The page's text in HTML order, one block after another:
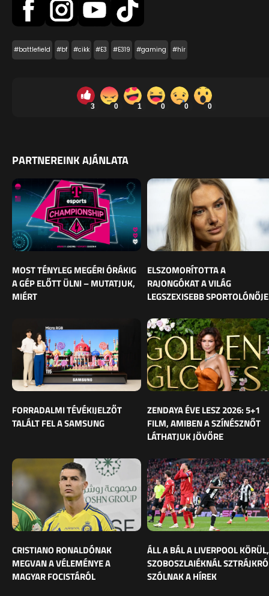
#battlefield #bf #cikk #E3 #E319 #gaming #hír
3 0 1 0 0 0
PARTNEREINK AJÁNLATA
MOST TÉNYLEG MEGÉRI ÓRÁKIG
A GÉP ELŐTT ÜLNI – MUTATJUK,
MIÉRT
ELSZOMORÍTOTTA A
RAJONGÓKAT A VILÁG
LEGSZEXISEBB SPORTOLÓNŐJE
FORRADALMI TÉVÉKIJELZŐT
TALÁLT FEL A SAMSUNG
ZENDAYA ÉVE LESZ 2026: 5+1
FILM, AMIBEN A SZÍNÉSZNŐT
LÁTHATJUK JÖVŐRE
CRISTIANO RONALDÓNAK
MEGVAN A VÉLEMÉNYE A
MAGYAR FOCISTÁRÓL
ÁLL A BÁL A LIVERPOOL KÖRÜL,
SZOBOSZLAIÉKNÁL
SZÓLNAK A HÍREK